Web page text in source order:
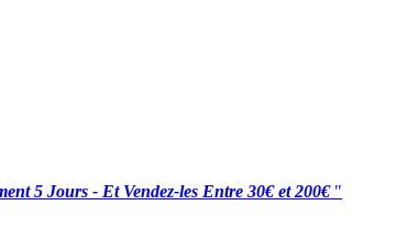
5 Jours - Et Vendez-les Entre 30€ et 200€ "